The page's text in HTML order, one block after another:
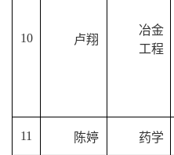
10 卢翔
冶金
工程
11 陈婷 药学